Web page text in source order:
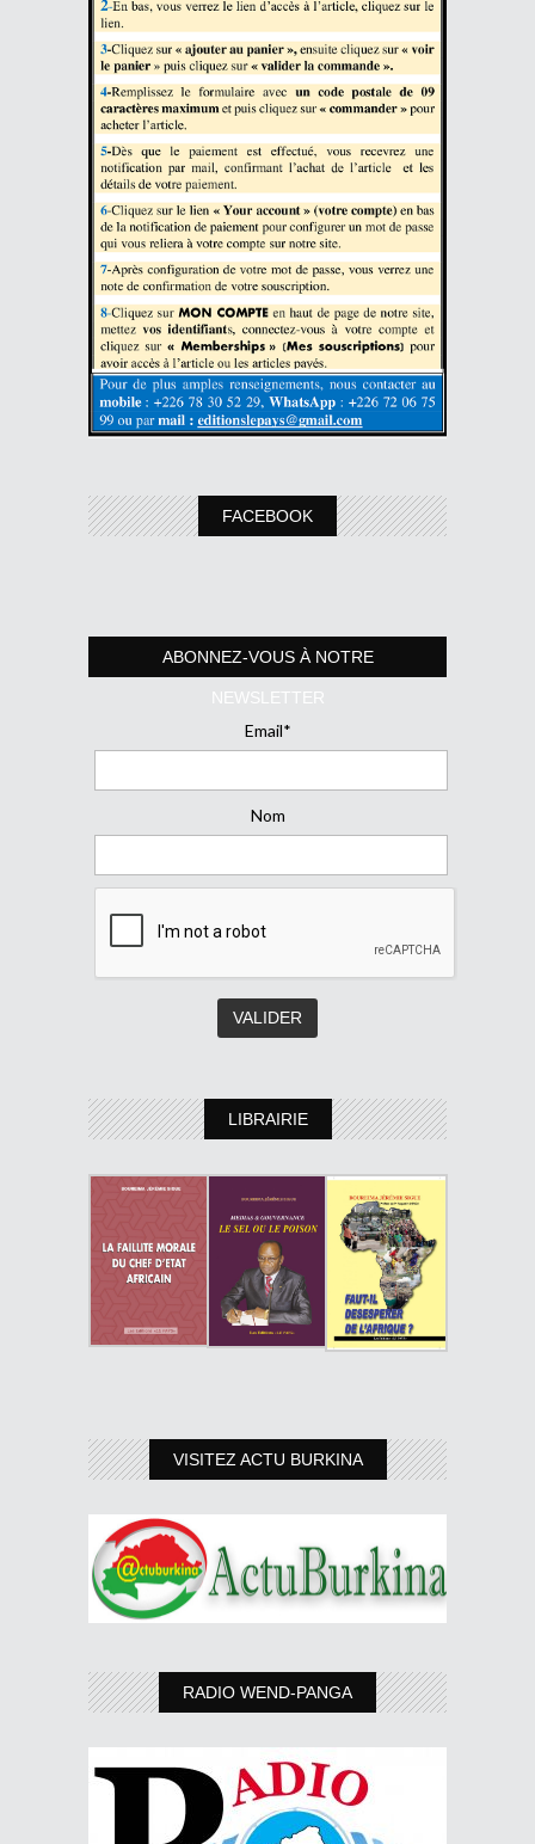
FACEBOOK
ABONNEZ-VOUS À NOTRE
NEWSLETTER
Email*
Nom
LIBRAIRIE
VISITEZ ACTU BURKINA
RADIO WEND-PANGA